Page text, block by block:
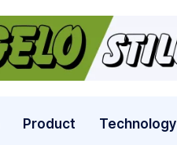
a
Product Technology